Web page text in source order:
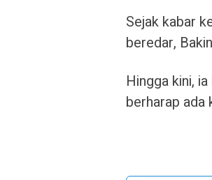
Sejak kabar
beredar,
Hingga kini,
berharap ada